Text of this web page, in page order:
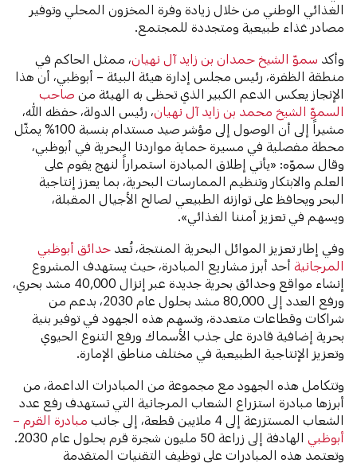
الغذائي الوطني من خلال زيادة وفرة المخزون المحلي وتوفير
مصادر غذاء طبيعية ومتجددة للمجتمع.
وأكد سموّ الشيخ حمدان بن زايد آل نهيان، ممثل الحاكم في
منطقة الظفرة، رئيس مجلس إدارة هيئة البيئة – أبوظبي، أن هذا
الإنجاز يعكس الدعم الكبير الذي تحظى به الهيئة منصاحب
السموّ الشيخ محمد بن زايد آل نهيان، رئيس الدولة، حفظه الله،
مشيراً إلى أن الوصول إلى مؤشر صيد مستدام بنسبة 100% يمثّل
محطة مفصلية في مسيرة حماية مواردنا البحرية في أبوظبي،
وقال سموّه: «يأتي إطلاق المبادرة استمراراً لنهج يقوم على
العلم والابتكار وتنظيم الممارسات البحرية، بما يعزز إنتاجية
البحر ويحافظ على توازنه الطبيعي لصالح الأجيال المقبلة،
ويسهم في تعزيز أمننا الغذائي».
وفي إطار تعزيز الموائل البحرية المنتجة، تُعد حدائق أبوظبي
المرجانيةأحد أبرز مشاريع المبادرة، حيث يستهدف المشروع
إنشاء مواقع وحدائق بحرية جديدة عبر إنزال 40,000 مشد بحري،
ورفع العدد إلى 80,000 مشد بحلول عام 2030، بدعم من
شراكات وقطاعات متعددة، وتسهم هذه الجهود في توفير بنية
بحرية إضافية قادرة على جذب الأسماك ورفع التنوع الحيوي
وتعزيز الإنتاجية الطبيعية في مختلف مناطق الإمارة.
وتتكامل هذه الجهود مع مجموعة من المبادرات الداعمة، من
أبرزها مبادرة استزراع الشعاب المرجانية التي تستهدف رفع عدد
الشعاب المستزرعة إلى 4 ملايين قطعة، إلى جانب
مبادرة القرم –
أبوظبي
الهادفة إلى زراعة 50 مليون شجرة قرم بحلول عام 2030.
وتعتمد هذه المبادرات على توظيف التقنيات المتقدمة